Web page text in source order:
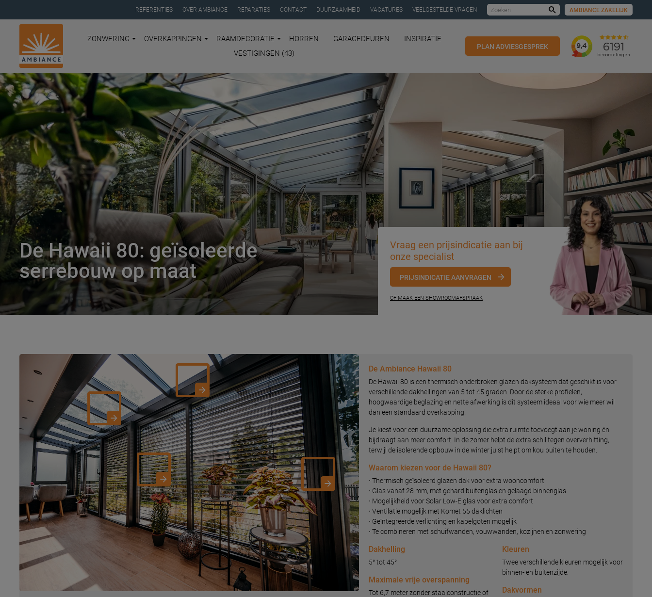
REFERENTIES OVER AMBIANCE REPARATIES CONTACT DUURZAAMHEID VACATURES VEELGESTELDE VRAGEN ZoekenAMBIANCE ZAKELIJK
ZONWERING OVERKAPPINGEN RAAMDECORATIE HORREN GARAGEDEUREN
INSPIRATIE
VESTIGINGEN (43)
PLAN ADVIESGESPREK
Vraag een prijsindicatie aan bij
onze specialist
PRIJSINDICATIE AANVRAGEN
OF MAAK EEN SHOWROOMAFSPRAAK
De Hawaii 80: geïsoleerde
serrebouw op maat
De Ambiance Hawaii 80
De Hawaii 80 is een thermisch onderbroken glazen daksysteem dat geschikt is voor
verschillende dakhellingen van 5 tot 45 graden. Door de sterke profielen,
hoogwaardige beglazing en nette afwerking is dit systeem ideaal voor wie meer wil
dan een standaard overkapping.
Je kiest voor een duurzame oplossing die extra ruimte toevoegt aan je woning én
bijdraagt aan meer comfort. In de zomer helpt de extra schil tegen oververhitting,
terwijl de isolerende opbouw in de winter juist helpt om kou buiten te houden.
Waarom kiezen voor de Hawaii 80?
⋅ Thermisch geïsoleerd glazen dak voor extra wooncomfort
⋅ Glas vanaf 28 mm, met gehard buitenglas en gelaagd binnenglas
⋅ Mogelijkheid voor Solar Low-E glas voor extra comfort
⋅ Ventilatie mogelijk met Komet 55 daklichten
⋅ Geïntegreerde verlichting en kabelgoten mogelijk
⋅ Te combineren met schuifwanden, vouwwanden, kozijnen en zonwering
Dakhelling
5° tot 45°
Maximale vrije overspanning
Tot 6,7 meter zonder staalconstructie of
Kleuren
Twee verschillende kleuren mogelijk voor
binnen- en buitenzijde.
Dakvormen